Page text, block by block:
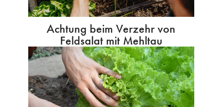
Achtung beim Verzehr von
Feldsalat mit Mehltau